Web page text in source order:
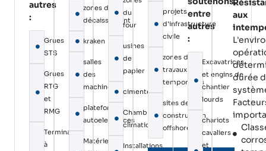
autres
:
Grues
STS
Grues
RTG
et
RMG
Terminaux
à
zones de
décaissement
kraken
salles
des
machines
plateformes
autoelevatrices
Matériel
du
four
usines
de
papier
cimenteries
Chambres
climatiques
Installations
projets
d'infrastructure
civile
zones de
travaux
temporaires
sites de
construction
offshore
entre
autres
:
Excavatrices
et engins de
chantier
lourds
chariots
cavaliers
et
aux
durée